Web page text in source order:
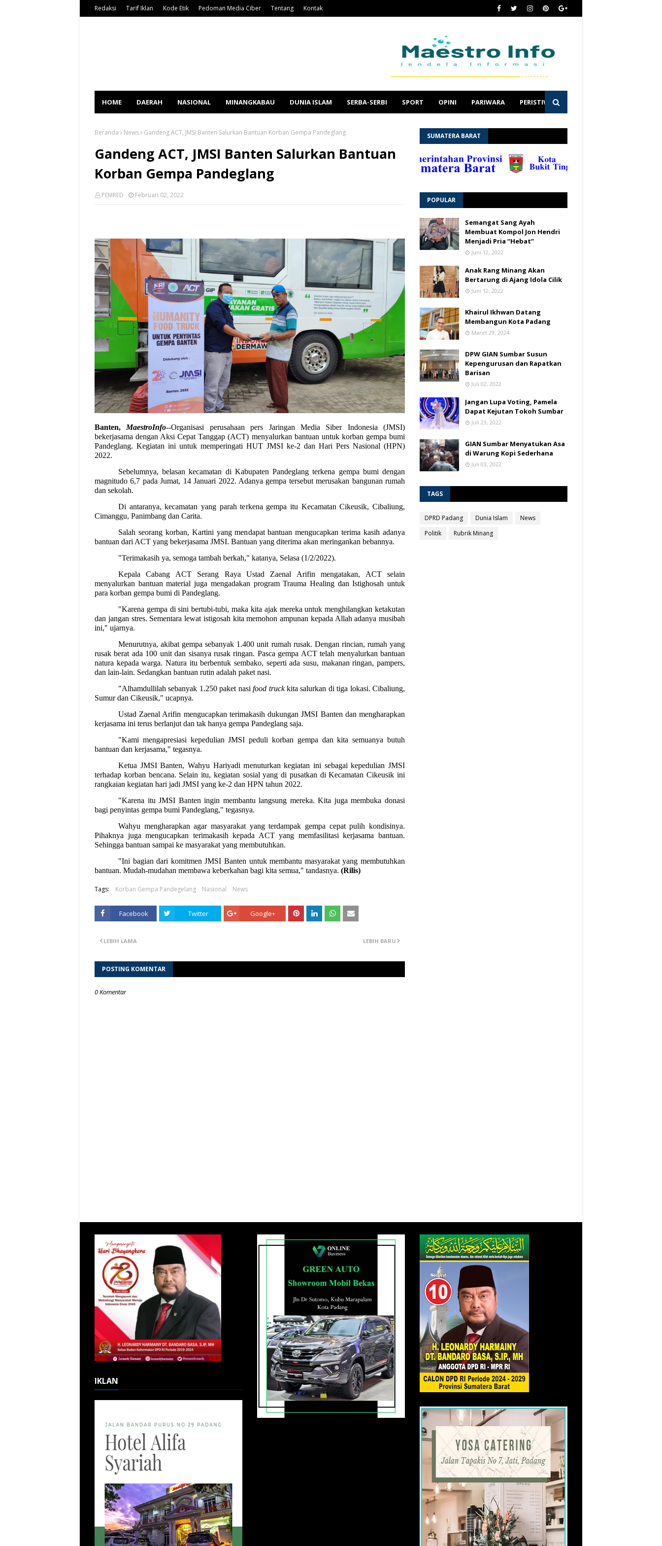
Redaksi Tarif Iklan Kode Etik Pedoman Media Ciber Tentang Kontak
HOME DAERAH NASIONAL MINANGKABAU DUNIA ISLAM SERBA-SERBI SPORT OPINI PARIWARA PERISTIWA
Beranda News Gandeng ACT, JMSI Banten Salurkan Bantuan Korban Gempa Pandeglang
Gandeng ACT, JMSI Banten Salurkan Bantuan
Korban Gempa Pandeglang
PEMRED Februari 02, 2022
Banten, MaestroInfo--Organisasi perusahaan pers Jaringan Media Siber Indonesia (JMSI)
bekerjasama dengan Aksi Cepat Tanggap (ACT) menyalurkan bantuan untuk korban gempa bumi
Pandeglang. Kegiatan ini untuk memperingati HUT JMSI ke-2 dan Hari Pers Nasional (HPN)
2022.
Sebelumnya, belasan kecamatan di Kabupaten Pandeglang terkena gempa bumi dengan
magnitudo 6,7 pada Jumat, 14 Januari 2022. Adanya gempa tersebut merusakan bangunan rumah
dan sekolah.
Di antaranya, kecamatan yang parah terkena gempa itu Kecamatan Cikeusik, Cibaliung,
Cimanggu, Panimbang dan Carita.
Salah seorang korban, Kartini yang mendapat bantuan mengucapkan terima kasih adanya
bantuan dari ACT yang bekerjasama JMSI. Bantuan yang diterima akan meringankan bebannya.
"Terimakasih ya, semoga tambah berkah," katanya, Selasa (1/2/2022).
Kepala Cabang ACT Serang Raya Ustad Zaenal Arifin mengatakan, ACT selain
menyalurkan bantuan material juga mengadakan program Trauma Healing dan Istighosah untuk
para korban gempa bumi di Pandeglang.
"Karena gempa di sini bertubi-tubi, maka kita ajak mereka untuk menghilangkan ketakutan
dan jangan stres. Sementara lewat istigosah kita memohon ampunan kepada Allah adanya musibah
ini," ujarnya.
Menurutnya, akibat gempa sebanyak 1.400 unit rumah rusak. Dengan rincian, rumah yang
rusak berat ada 100 unit dan sisanya rusak ringan. Pasca gempa ACT telah menyalurkan bantuan
natura kepada warga. Natura itu berbentuk sembako, seperti ada susu, makanan ringan, pampers,
dan lain-lain. Sedangkan bantuan rutin adalah paket nasi.
"Alhamdullilah sebanyak 1.250 paket nasifood truckkita salurkan di tiga lokasi. Cibaliung,
Sumur dan Cikeusik," ucapnya.
Ustad Zaenal Arifin mengucapkan terimakasih dukungan JMSI Banten dan mengharapkan
kerjasama ini terus berlanjut dan tak hanya gempa Pandeglang saja.
"Kami mengapresiasi kepedulian JMSI peduli korban gempa dan kita semuanya butuh
bantuan dan kerjasama," tegasnya.
Ketua JMSI Banten, Wahyu Hariyadi menuturkan kegiatan ini sebagai kepedulian JMSI
terhadap korban bencana. Selain itu, kegiatan sosial yang di pusatkan di Kecamatan Cikeusik ini
rangkaian kegiatan hari jadi JMSI yang ke-2 dan HPN tahun 2022.
"Karena itu JMSI Banten ingin membantu langsung mereka. Kita juga membuka donasi
bagi penyintas gempa bumi Pandeglang," tegasnya.
Wahyu mengharapkan agar masyarakat yang terdampak gempa cepat pulih kondisinya.
Pihaknya juga mengucapkan terimakasih kepada ACT yang memfasilitasi kerjasama bantuan.
Sehingga bantuan sampai ke masyarakat yang membutuhkan.
"Ini bagian dari komitmen JMSI Banten untuk membantu masyarakat yang membutuhkan
bantuan. Mudah-mudahan membawa keberkahan bagi kita semua," tandasnya. (Rilis)
Tags: Korban Gempa Pandegelang Nasional News
Facebook Twitter Google+
LEBIH BARU
LEBIH LAMA
POSTING KOMENTAR
0 Komentar
SUMATERA BARAT
POPULAR
Semangat Sang Ayah
Membuat Kompol Jon Hendri
Menjadi Pria “Hebat”
Juni 12, 2022
Anak Rang Minang Akan
Bertarung di Ajang Idola Cilik
Juni 12, 2022
Khairul Ikhwan Datang
Membangun Kota Padang
Maret 29, 2024
DPW GIAN Sumbar Susun
Kepengurusan dan Rapatkan
Barisan
Juli 02, 2022
Jangan Lupa Voting, Pamela
Dapat Kejutan Tokoh Sumbar
Juli 23, 2022
GIAN Sumbar Menyatukan Asa
di Warung Kopi Sederhana
Juli 03, 2022
TAGS
DPRD Padang Dunia Islam
News
Politik
Rubrik Minang
IKLAN